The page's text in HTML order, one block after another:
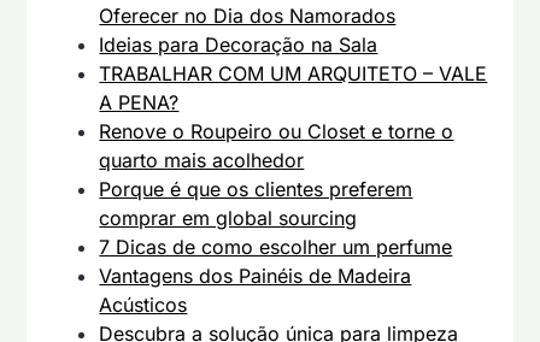
Oferecer no Dia dos Namorados
Ideias para Decoração na Sala
TRABALHAR COM UM ARQUITETO – VALE
A PENA?
Renove o Roupeiro ou Closet e torne o
quarto mais acolhedor
Porque é que os clientes preferem
comprar em global sourcing
7 Dicas de como escolher um perfume
Vantagens dos Painéis de Madeira
Acústicos
Descubra a solução única para limpeza